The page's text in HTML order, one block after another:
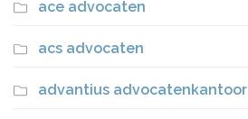
ace advocaten
acs advocaten
advantius advocatenkantoor